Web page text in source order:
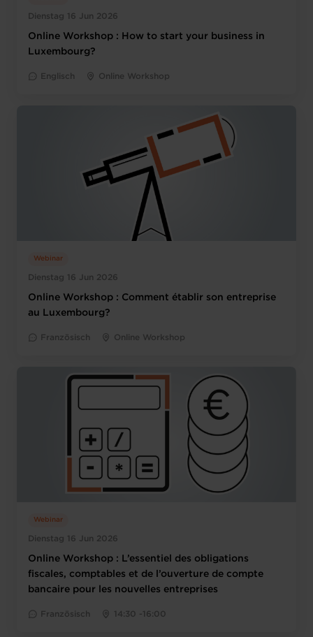
Dienstag 16 Jun 2026
Online Workshop : How to start your business in
Luxembourg?
Englisch Online Workshop
Dienstag 16 Jun 2026
Webinar
Online Workshop : Comment établir son entreprise
au Luxembourg?
Französisch Online Workshop
Dienstag 16 Jun 2026
Webinar
Online Workshop : L’essentiel des obligations
fiscales, comptables et de l’ouverture de compte
bancaire pour les nouvelles entreprises
Französisch 14:30 -16:00